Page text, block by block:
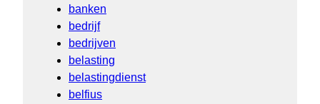
banken
bedrijf
bedrijven
belasting
belastingdienst
belfius